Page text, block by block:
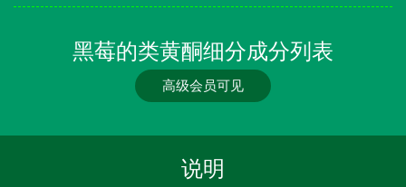
黑莓的类黄酮细分成分列表
高级会员可见
说明